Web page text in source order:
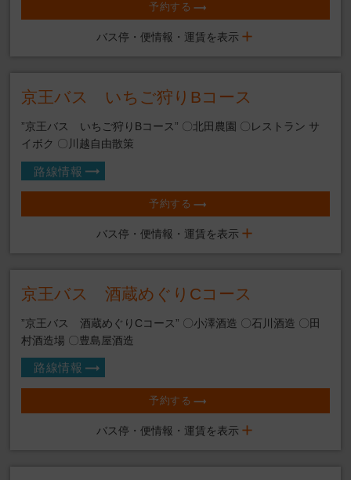
予約する
バス停・便情報・運賃を表示
京王バス いちご狩りBコース
”京王バス いちご狩りBコース” 〇北田農園 〇レストラン サ
イボク 〇川越自由散策
路線情報
予約する
バス停・便情報・運賃を表示
京王バス 酒蔵めぐりCコース
”京王バス 酒蔵めぐりCコース” 〇小澤酒造 〇石川酒造 〇田
村酒造場 〇豊島屋酒造
路線情報
予約する
バス停・便情報・運賃を表示